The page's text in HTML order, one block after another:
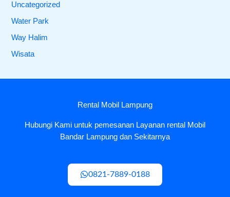
Uncategorized
Water Park
Way Halim
Wisata
Rental Mobil Lampung
Hubungi Kami untuk pemesanan Layanan rental Mobil
Bandar Lampung dan Sekitarnya
0821-7889-0188